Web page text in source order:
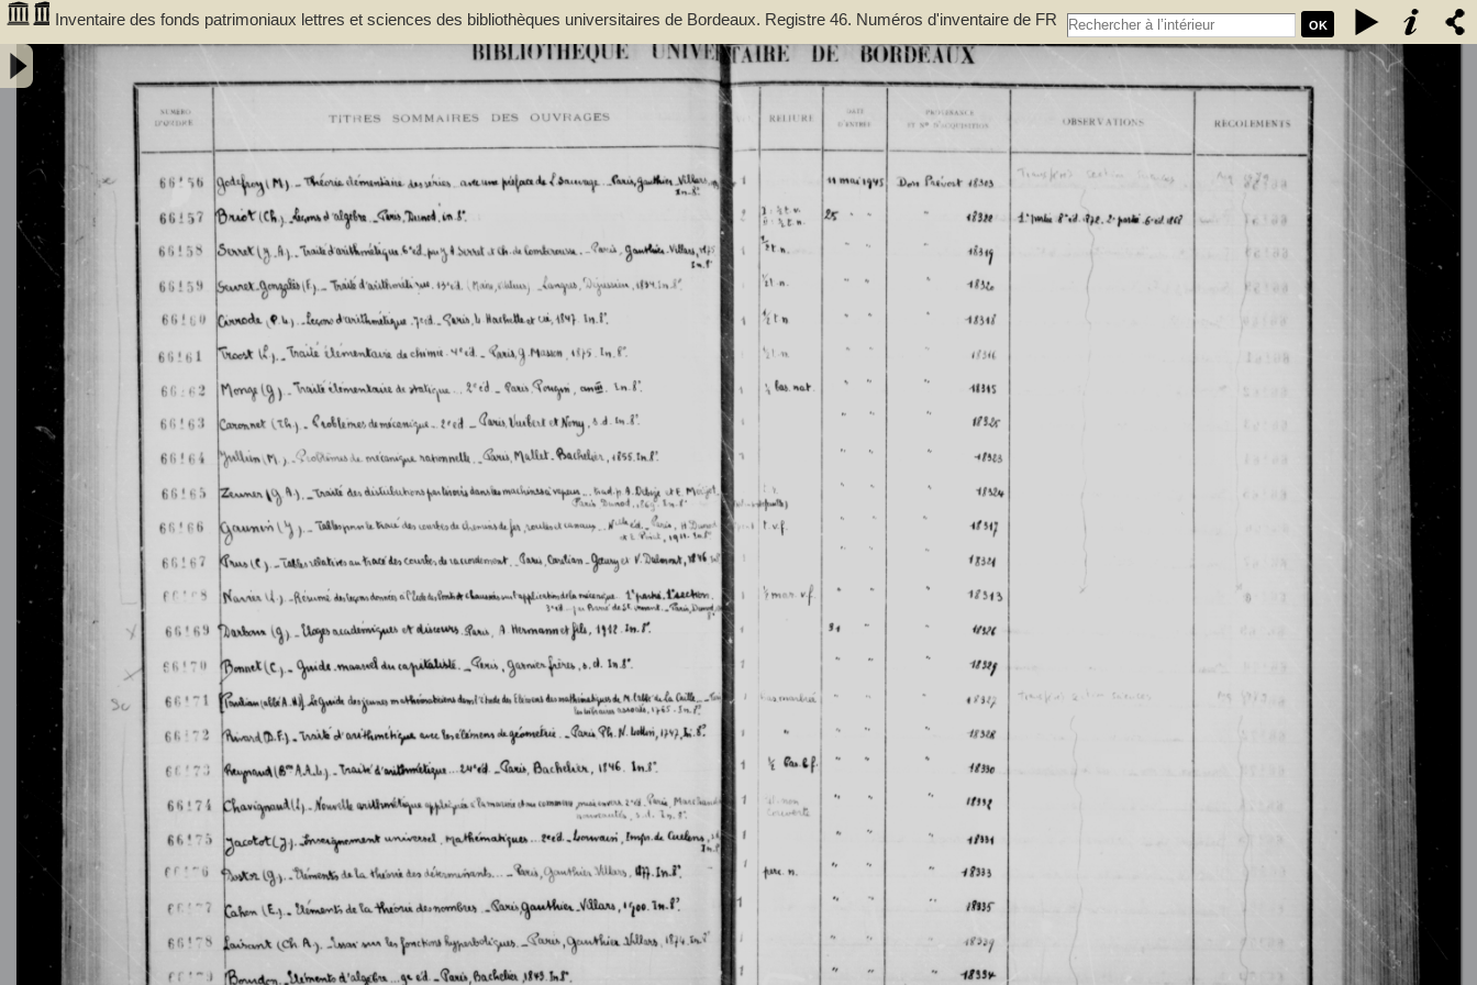
OK
Inventaire des fonds patrimoniaux lettres et sciences des bibliothèques universitaires de Bordeaux. Registre 46. Numéros d'inventaire de FR
66156 à FR 67930 - Université de Bordeaux (1441-1970)